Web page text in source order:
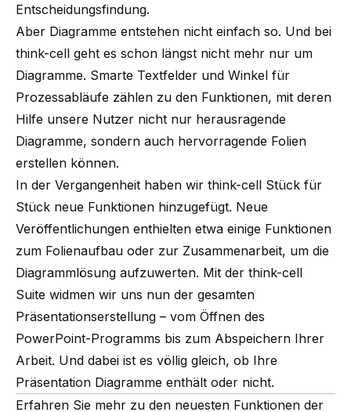
Entscheidungsfindung.
Aber Diagramme entstehen nicht einfach so. Und bei
think-cell geht es schon längst nicht mehr nur um
Diagramme. Smarte Textfelder und Winkel für
Prozessabläufe zählen zu den Funktionen, mit deren
Hilfe unsere Nutzer nicht nur herausragende
Diagramme, sondern auch hervorragende Folien
erstellen können.
In der Vergangenheit haben wir think-cell Stück für
Stück neue Funktionen hinzugefügt. Neue
Veröffentlichungen enthielten etwa einige Funktionen
zum Folienaufbau oder zur Zusammenarbeit, um die
Diagrammlösung aufzuwerten. Mit der think-cell
Suite widmen wir uns nun der gesamten
Präsentationserstellung – vom Öffnen des
PowerPoint-Programms bis zum Abspeichern Ihrer
Arbeit. Und dabei ist es völlig gleich, ob Ihre
Präsentation Diagramme enthält oder nicht.
Erfahren Sie mehr zu den neuesten Funktionen der